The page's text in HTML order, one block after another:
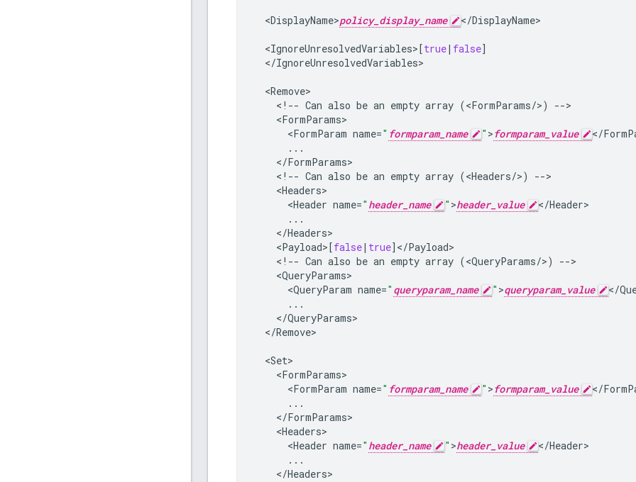
<DisplayName>policy_display_name </DisplayName>
<IgnoreUnresolvedVariables>[true| false]
</IgnoreUnresolvedVariables>
<Remove
< !-- Can also be an empty array (<FormParams/>)
-->
<FormParams
<FormParam name=" formparam_name " >formparam_value </
...
</FormParams
< !-- Can also be an empty array (<Headers/>)
-->
<Headers
<Header name=" header_name " >header_value </Header
...
</Headers
<Payload>[false| true] </Payload
< !-- Can also be an empty array (<QueryParams/>)
-->
<QueryParams
<QueryParam name=" queryparam_name " >queryparam_value </
...
</QueryParams
</Remove>
<Set
<FormParams
<FormParam name=" formparam_name " >formparam_value </
...
</FormParams
<Headers
<Header name=" header_name " >header_value </Header
...
</Headers